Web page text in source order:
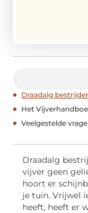
Draadalg
Het
Veelgestelde
Draadalg
vijver geen
hoort er
je tuin. Vrijwel
heeft, heeft er